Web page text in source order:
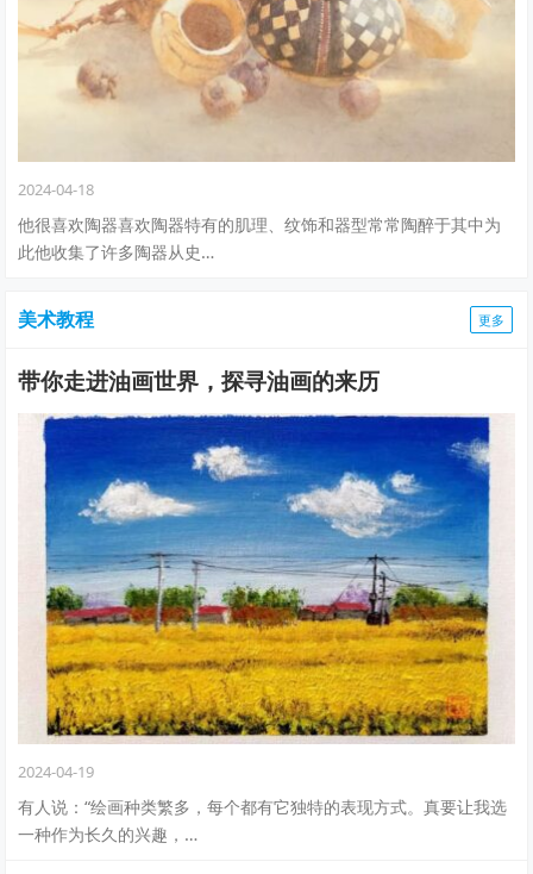
2024-04-18
他很喜欢陶器喜欢陶器特有的肌理、纹饰和器型常常陶醉于其中为
此他收集了许多陶器从史…
美术教程 更多
带你走进油画世界，探寻油画的来历
2024-04-19
有人说：“绘画种类繁多，每个都有它独特的表现方式。真要让我选
一种作为长久的兴趣，…